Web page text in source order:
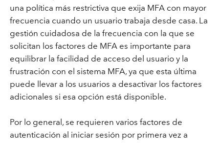
una política más restrictiva que exija MFA con mayor
frecuencia cuando un usuario trabaja desde casa. La
gestión cuidadosa de la frecuencia con la que se
solicitan los factores de MFA es importante para
equilibrar la facilidad de acceso del usuario y la
frustración con el sistema MFA, ya que esta última
puede llevar a los usuarios a desactivar los factores
adicionales si esa opción está disponible.
Por lo general, se requieren varios factores de
autenticación al iniciar sesión por primera vez a